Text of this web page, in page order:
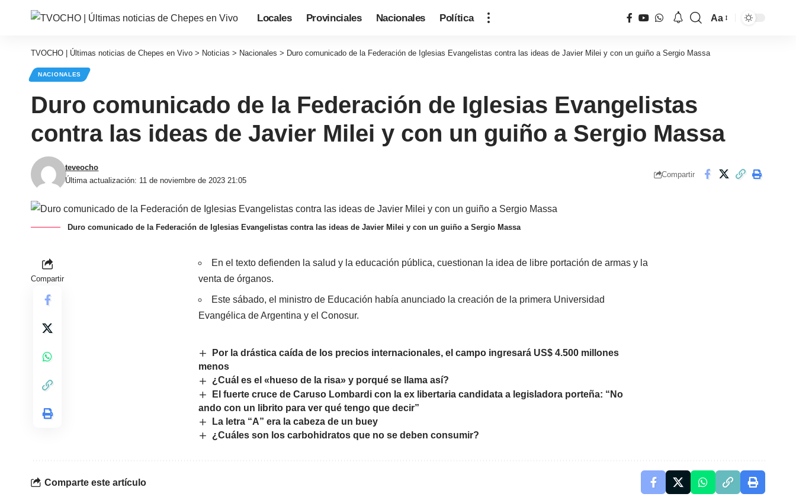
Locales Provinciales Nacionales Política
fuente
Aa
TVOCHO | Últimas noticias de Chepes en Vivo > Noticias > Nacionales > Duro comunicado de la Federación de Iglesias Evangelistas contra las ideas de Javier Milei y con un guiño a Sergio Massa
NACIONALES
Duro comunicado de la Federación de Iglesias Evangelistas
contra las ideas de Javier Milei y con un guiño a Sergio Massa
Última actualización: 11 de noviembre de 2023 21:05
teveocho
Compartir
Duro comunicado de la Federación de Iglesias Evangelistas contra las ideas de Javier Milei y con un guiño a Sergio Massa
Compartir
En el texto defienden la salud y la educación pública, cuestionan la idea de libre portación de armas y la
venta de órganos.
Este sábado, el ministro de Educación había anunciado la creación de la primera Universidad
Evangélica de Argentina y el Conosur.
Por la drástica caída de los precios internacionales, el campo ingresará US$ 4.500 millones
menos
¿Cuál es el «hueso de la risa» y porqué se llama así?
El fuerte cruce de Caruso Lombardi con la ex libertaria candidata a legisladora porteña: “No
ando con un librito para ver qué tengo que decir”
La letra “A” era la cabeza de un buey
¿Cuáles son los carbohidratos que no se deben consumir?
Comparte este artículo